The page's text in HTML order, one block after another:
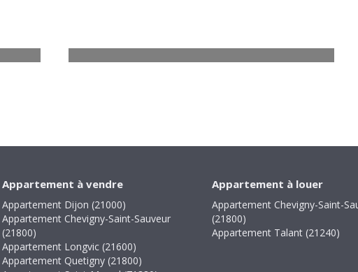
Voir 299 000€ Voir
Appartement à vendre
Appartement Dijon (21000)
Appartement Chevigny-Saint-Sauveur
(21800)
Appartement Longvic (21600)
Appartement Quetigny (21800)
Appartement à louer
Appartement Chevigny-Saint-
(21800)
Appartement Talant (21240)